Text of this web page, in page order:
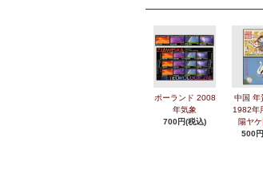
ポーランド 2008
年気象
700円(税込)
中国 年
1982年
陽ヤケ
500